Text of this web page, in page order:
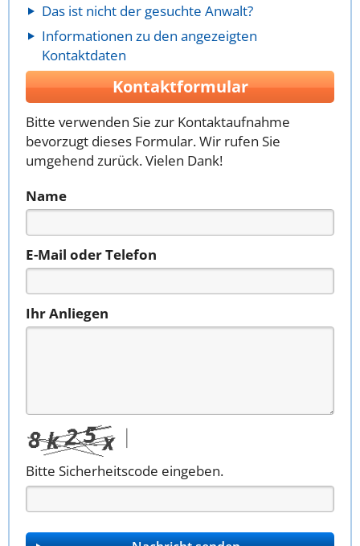
Das ist nicht der gesuchte Anwalt?
Informationen zu den angezeigten
Kontaktdaten
Kontaktformular
Bitte verwenden Sie zur Kontaktaufnahme
bevorzugt dieses Formular. Wir rufen Sie
umgehend zurück. Vielen Dank!
Name
E-Mail oder Telefon
Ihr Anliegen
Bitte Sicherheitscode eingeben.